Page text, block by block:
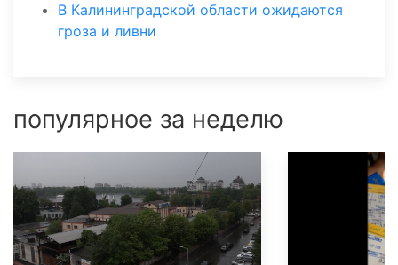
В Калининградской области ожидаются
гроза и ливни
популярное за неделю